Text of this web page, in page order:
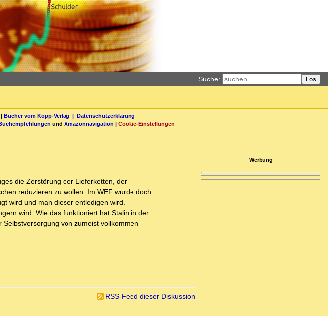
Suche: Los
Bücher vom Kopp-Verlag | Datenschutzerklärung
und Amazonnavigation | Cookie-Einstellungen
die Zerstörung der Lieferketten, der
reduzieren zu wollen. Im WEF wurde doch
wird und man dieser entledigen wird.
wird. Wie das funktioniert hat Stalin in der
von zumeist vollkommen
RSS-Feed dieser Diskussion
Werbung